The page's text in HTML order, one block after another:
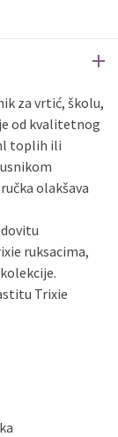
za vrtić, školu,
od kvalitetnog
toplih ili
olakšava
ruksacima,
Trixie